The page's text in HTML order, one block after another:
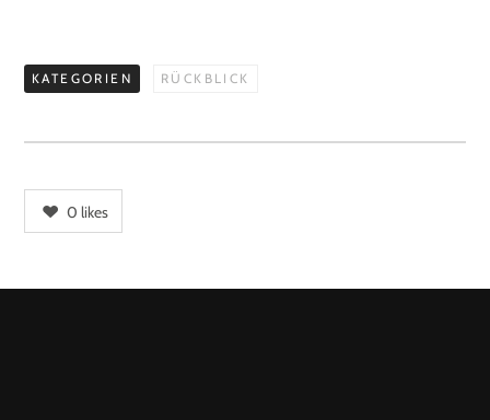
KATEGORIEN RÜCKBLICK
0 likes